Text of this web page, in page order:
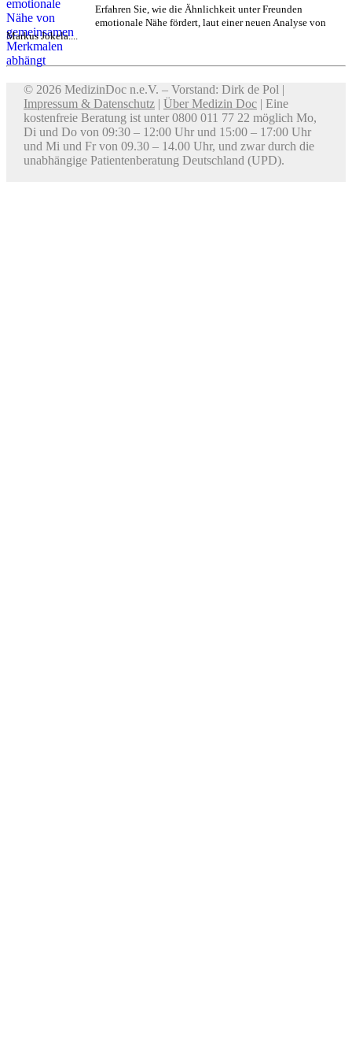
Erfahren Sie, wie die Ähnlichkeit unter Freunden
emotionale Nähe fördert, laut einer neuen Analyse von
Markus Jokela....
© 2026 MedizinDoc n.e.V. – Vorstand: Dirk de Pol |
Impressum & Datenschutz | Über Medizin Doc | Eine
kostenfreie Beratung ist unter 0800 011 77 22 möglich Mo,
Di und Do von 09:30 – 12:00 Uhr und 15:00 – 17:00 Uhr
und Mi und Fr von 09.30 – 14.00 Uhr, und zwar durch die
unabhängige Patientenberatung Deutschland (UPD).